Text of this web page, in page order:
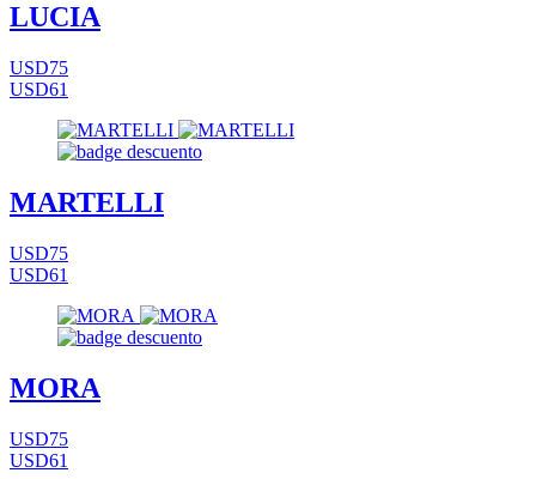
LUCIA
USD75
USD61
MARTELLI
USD75
USD61
MORA
USD75
USD61